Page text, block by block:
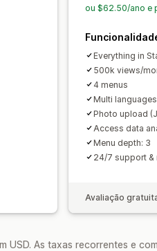
ou $62.50/ano e
Everything in
500k views/
4 menus
Multi languages
Photo upload
Access data
Menu depth: 3
24/7 support &
Avaliação
USD. As taxas recorrentes e